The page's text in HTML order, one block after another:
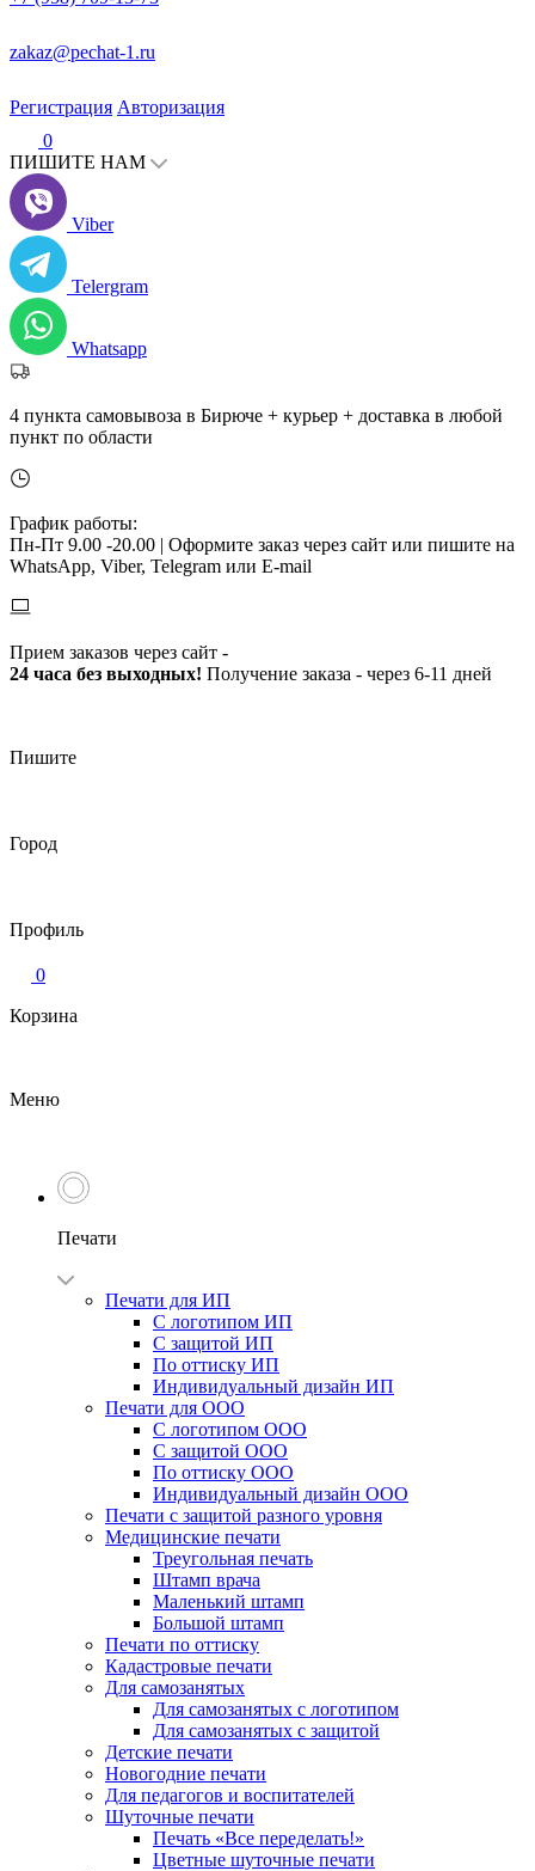
zakaz@pechat-1.ru
Регистрация Авторизация
0
ПИШИТЕ НАМ
Viber
Telergram
Whatsapp
4 пункта самовывоза в Бирюче + курьер + доставка в любой
пункт по области
График работы:
Пн-Пт 9.00 -20.00 | Оформите заказ через сайт или пишите на
WhatsApp, Viber, Telegram или E-mail
Прием заказов через сайт -
24 часа без выходных! Получение заказа - через 6-11 дней
Пишите
Город
Профиль
0
Корзина
Меню
Печати
Печати для ИП
С логотипом ИП
С защитой ИП
По оттиску ИП
Индивидуальный дизайн ИП
Печати для ООО
С логотипом ООО
С защитой ООО
По оттиску ООО
Индивидуальный дизайн ООО
Печати с защитой разного уровня
Медицинские печати
Треугольная печать
Штамп врача
Маленький штамп
Большой штамп
Печати по оттиску
Кадастровые печати
Для самозанятых
Для самозанятых с логотипом
Для самозанятых с защитой
Детские печати
Новогодние печати
Для педагогов и воспитателей
Шуточные печати
Печать «Все переделать!»
Цветные шуточные печати